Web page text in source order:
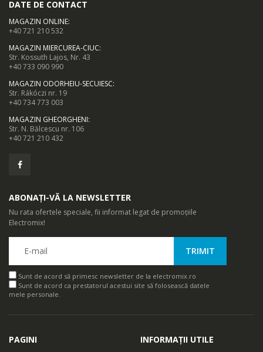
DATE DE CONTACT
MAGAZIN ONLINE:
+40 721 210 532
MAGAZIN MIERCUREA-CIUC:
Str. Kossuth Lajos, Nr. 43
+40 733 090 990
MAGAZIN ODORHEIU-SECUIESC:
Str. Rákóczi nr. 19
+40 734 773 003
MAGAZIN GHEORGHENI:
Str. N. Bălcescu nr. 106
+40 721 210 432
ABONAȚI-VĂ LA NEWSLETTER
Nu rata ofertele speciale, fii informat legat de promoțiile
Electromix!
Sunt de acord să primesc newsletter de la electromix.ro
Sunt de acord ca prestatorul acestui site să folosească datele
mele personale.
PAGINI INFORMAȚII UTILE